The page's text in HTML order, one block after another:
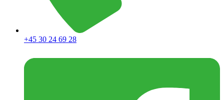
+45 30 24 69 28